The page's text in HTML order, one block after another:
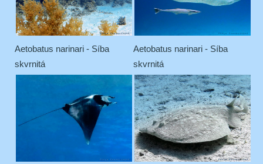
Aetobatus narinari - Síba
skvrnitá
Aetobatus narinari - Síba
skvrnitá